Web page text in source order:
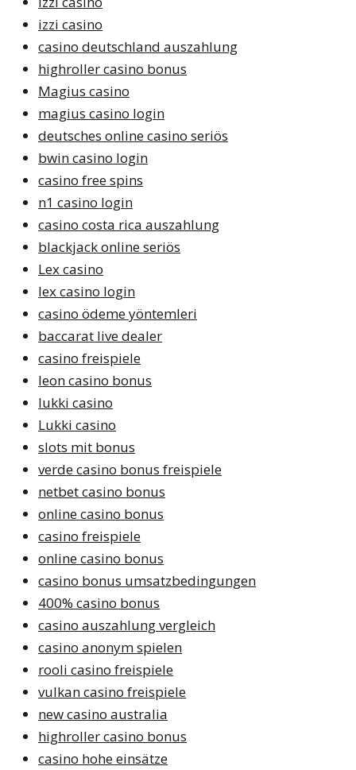
izzi casino
casino deutschland auszahlung
highroller casino bonus
Magius casino
magius casino login
deutsches online casino seriös
bwin casino login
casino free spins
n1 casino login
casino costa rica auszahlung
blackjack online seriös
Lex casino
lex casino login
casino ödeme yöntemleri
baccarat live dealer
casino freispiele
leon casino bonus
lukki casino
Lukki casino
slots mit bonus
verde casino bonus freispiele
netbet casino bonus
online casino bonus
casino freispiele
online casino bonus
casino bonus umsatzbedingungen
400% casino bonus
casino auszahlung vergleich
casino anonym spielen
rooli casino freispiele
vulkan casino freispiele
new casino australia
highroller casino bonus
casino hohe einsätze